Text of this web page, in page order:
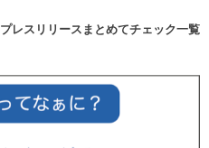
プレスリリースまとめてチェック一覧